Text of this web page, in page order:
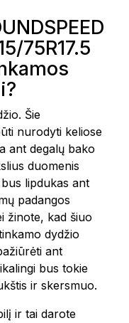
75R17.5
Šie
nurodyti keliose
ant degalų bako
duomenis
lipdukas ant
padangos
žinote, kad šiuo
dydžio
ant
bus tokie
ir skersmuo.
ir tai darote